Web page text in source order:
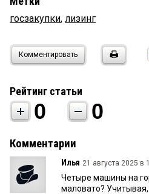
госзакупки, лизинг
Комментировать
Рейтинг статьи
0 0
Комментарии
Илья 21 августа 2025 в
Четыре машины на
маловато? Учитывая,